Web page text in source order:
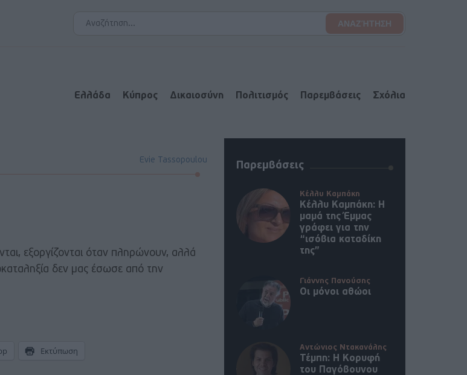
Ελλάδα Κύπρος Δικαιοσύνη Πολιτισμός Παρεμβάσεις Σχόλια
Evie Tassopoulou
εξοργίζονται όταν πληρώνουν, αλλά
δεν μας έσωσε από την
Εκτύπωση
Παρεμβάσεις
Κέλλυ Καμπάκη
Κέλλυ Καμπάκη: Η
μαμά της Έμμας
γράφει για την
“ισόβια καταδίκη
της”
Γιάννης Πανούσης
Οι μόνοι αθώοι
Αντώνιος Ντακανάλης
Τέμπη: Η Κορυφή
του Παγόβουνου